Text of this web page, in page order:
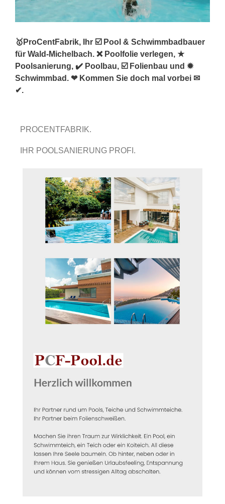
🥇ProCentFabrik, Ihr ☑️ Pool & Schwimmbadbauer
für Wald-Michelbach. ❌ Poolfolie verlegen, ★
Poolsanierung, ✔️ Poolbau, ☑️ Folienbau und ✹
Schwimmbad. ❤ Kommen Sie doch mal vorbei ✉
✔.
PROCENTFABRIK.
IHR POOLSANIERUNG PROFI.